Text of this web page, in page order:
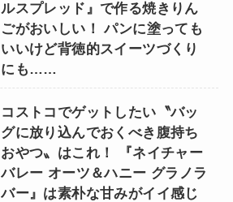
ルスプレッド』で作る焼きりん
ごがおいしい！ パンに塗っても
いいけど背徳的スイーツづくり
にも……
コストコでゲットしたい〝バッ
グに放り込んでおくべき腹持ち
おやつ〟はこれ！ 『ネイチャー
バレー オーツ＆ハニー グラノラ
バー』は素朴な甘みがイイ感じ